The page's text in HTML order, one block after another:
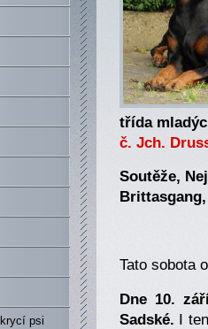
psi
třída
č. Jch.
Soutěže,
Tato sobota
Dne 10.
Sadské. I